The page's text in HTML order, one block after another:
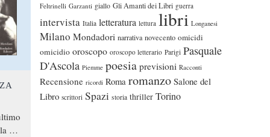
Feltrinelli Garzanti giallo Gli Amanti dei Libri guerra
intervista Italia letteratura lettura libri Longanesi
Milano Mondadori narrativa novecento omicidi
omicidio oroscopo oroscopo letterario Parigi Pasquale
D'Ascola Piemme poesia previsioni Racconti
Recensione ricordi Roma romanzo Salone del
Libro scrittori Spazi storia thriller Torino
a